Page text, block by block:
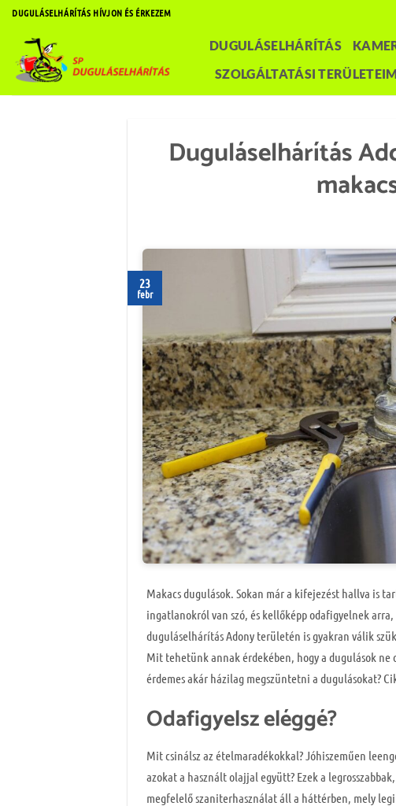
Skip
content
DUGULÁSELHÁRÍTÁS HÍVJON ÉS ÉRKEZEM
DUGULÁSELHÁRÍTÁS
SZOLGÁLTATÁSI TERÜLETEIM
Duguláselhárítás
23
febr
Makacs dugulások. Sokan már a kifejezést hallva is
ingatlanokról van szó, és kellőképp odafigyelnek
duguláselhárítás Adony területén is gyakran válik
Mit tehetünk annak érdekében, hogy a dugulások ne
érdemes akár házilag megszüntetni a dugulásokat?
Odafigyelsz eléggé?
Mit csinálsz az ételmaradékokkal? Jóhiszeműen
azokat a használt olajjal együtt? Ezek a
megfelelő szaniterhasználat áll a háttérben, mely